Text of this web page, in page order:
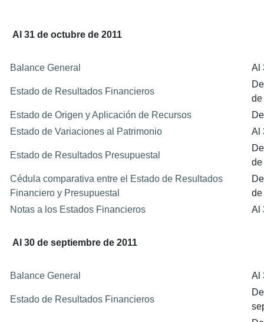
Al 31 de octubre de 2011
Balance General Al
Estado de Resultados Financieros
de
Estado de Origen y Aplicación de Recursos
Estado de Variaciones al Patrimonio
Al
Estado de Resultados Presupuestal
de
Cédula comparativa entre el Estado de Resultados
Financiero y Presupuestal
de
Notas a los Estados Financieros
Al
Al 30 de septiembre de 2011
Balance General Al
Estado de Resultados Financieros